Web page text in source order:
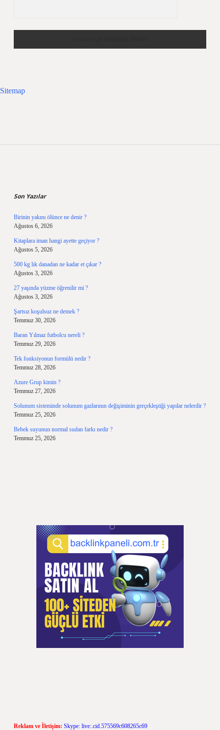
Sitemap
Son Yazılar
Birinin yakını ölünce ne denir ?
Ağustos 6, 2026
Kitaplara iman hangi ayette geçiyor ?
Ağustos 5, 2026
500 kg lık danadan ne kadar et çıkar ?
Ağustos 3, 2026
27 yaşında yüzme öğrenilir mi ?
Ağustos 3, 2026
Şartsız koşulsuz ne demek ?
Temmuz 30, 2026
Baran Yılmaz futbolcu nereli ?
Temmuz 29, 2026
Tek fonksiyonun formülü nedir ?
Temmuz 28, 2026
Azure Grup kimin ?
Temmuz 27, 2026
Solunum sisteminde solunum gazlarının değişiminin gerçekleştiği yapılar nelerdir ?
Temmuz 25, 2026
Bebek suyunun normal sudan farkı nedir ?
Temmuz 25, 2026
Reklam ve İletişim: Skype: live:.cid.575569c608265c69